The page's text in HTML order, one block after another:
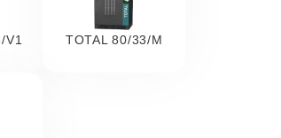
V1 TOTAL 80/33/M